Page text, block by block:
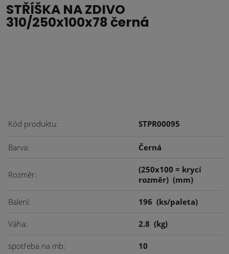
STŘÍŠKA NA ZDIVO
310/250x100x78 černá
Kód produktu STPR00095
Barva Černá
Rozměr
(250x100 = krycí
rozměr) (mm)
Balení 196 (ks/paleta)
Váha 2.8 (kg)
spotřeba na mb 10